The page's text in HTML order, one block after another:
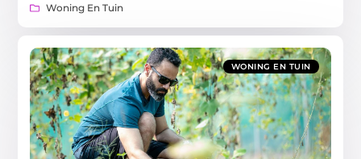
Woning En Tuin
WONING EN TUIN